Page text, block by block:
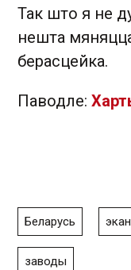
Так што я не
нешта
берасцейка.
Паводле:
Беларусь
заводы